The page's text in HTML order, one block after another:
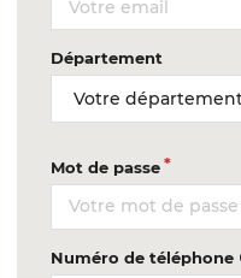
Département
Mot de passe
Numéro de téléphone